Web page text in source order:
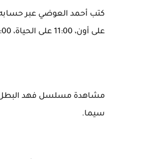
على أون، 11:00 على الحياة، 12:00 على أون دراما، والمنافسة بعد الحلقة على أون".
سيما.